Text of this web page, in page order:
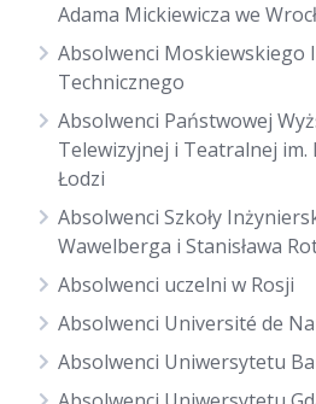
Adama Mickiewicza we
Absolwenci Moskiewskiego
Technicznego
Absolwenci Państwowej
Telewizyjnej i Teatralnej im.
Łodzi
Absolwenci Szkoły
Wawelberga i Stanisława
Absolwenci uczelni w Rosji
Absolwenci Université de
Absolwenci Uniwersytetu